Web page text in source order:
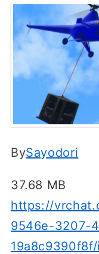
BySayodori
37.68 MB
https://
9546e-3207-